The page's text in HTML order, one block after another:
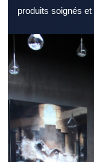
produits soignés
Trouver un
simple avec les
Marne sait souvent
extérieure.
Marne compte
un Restaurant Val de
sélection des
Val de Marne.
d’un Restaurant Val
Val de Marne
Restaurant Val de